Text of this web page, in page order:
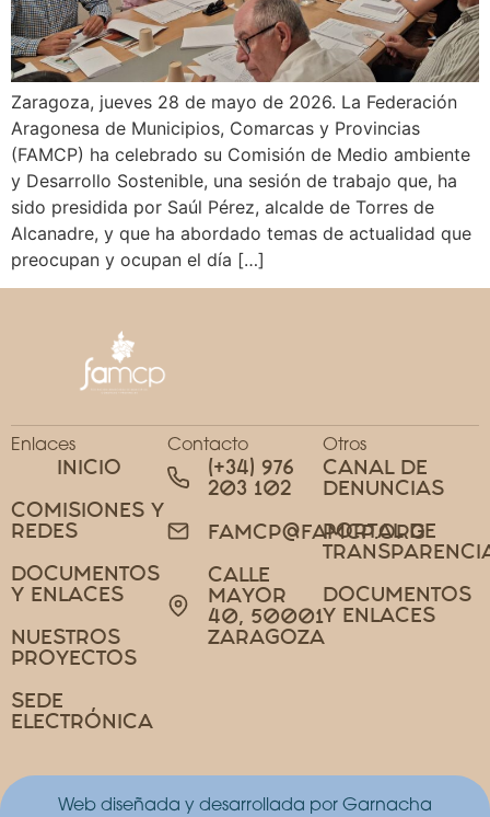
Zaragoza, jueves 28 de mayo de 2026. La Federación
Aragonesa de Municipios, Comarcas y Provincias
(FAMCP) ha celebrado su Comisión de Medio ambiente
y Desarrollo Sostenible, una sesión de trabajo que, ha
sido presidida por Saúl Pérez, alcalde de Torres de
Alcanadre, y que ha abordado temas de actualidad que
preocupan y ocupan el día […]
Enlaces
INICIO
COMISIONES Y
REDES
DOCUMENTOS
Y ENLACES
NUESTROS
PROYECTOS
SEDE
ELECTRÓNICA
Contacto
(+34) 976
203 102
FAMCP@FAMCP.ORG
CALLE
MAYOR
40, 50001
ZARAGOZA
Otros
CANAL DE
DENUNCIAS
PORTAL DE
DOCUMENTOS
Y ENLACES
Web diseñada y desarrollada por Garnacha